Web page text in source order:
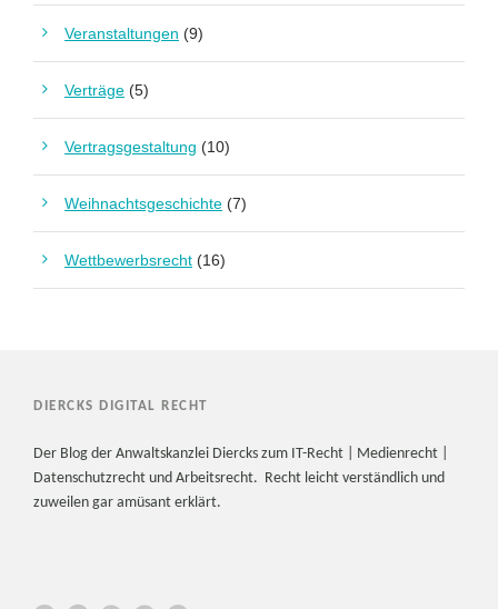
Veranstaltungen (9)
Verträge (5)
Vertragsgestaltung (10)
Weihnachtsgeschichte (7)
Wettbewerbsrecht (16)
DIERCKS DIGITAL RECHT
Der Blog der Anwaltskanzlei Diercks zum IT-Recht | Medienrecht |
Datenschutzrecht und Arbeitsrecht. Recht leicht verständlich und
zuweilen gar amüsant erklärt.